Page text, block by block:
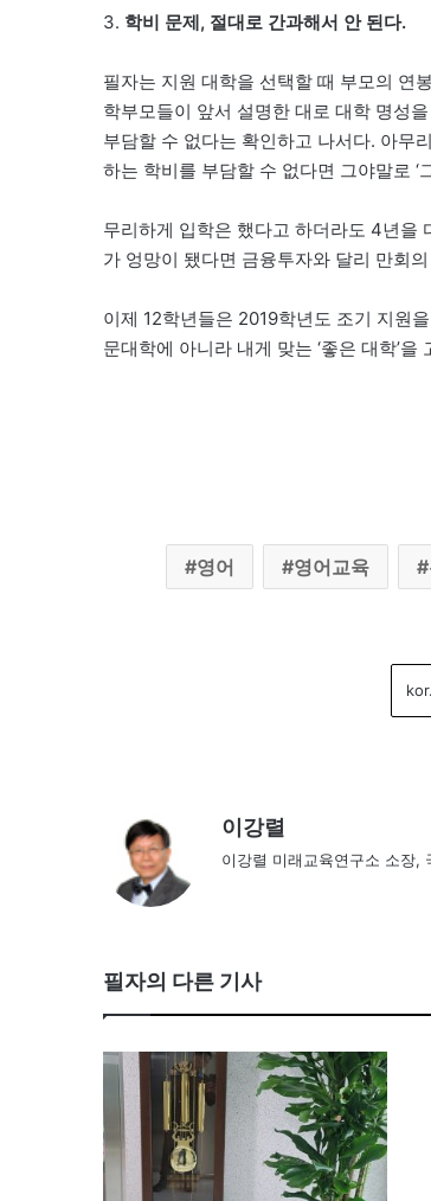
3. 학비 문제, 절대로 간과해서 안 된다.
필자는 지원 대학을 선택할 때 부모의 연
학부모들이 앞서 설명한 대로 대학 명성
부담할 수 없다는 확인하고 나서다. 아무
하는 학비를 부담할 수 없다면 그야말로 ‘
무리하게 입학은 했다고 하더라도 4년을
가 엉망이 됐다면 금융투자와 달리 만회
이제 12학년들은 2019학년도 조기 지원
문대학에 아니라 내게 맞는 ‘좋은 대학’
영어 영어교육
이강렬
이강렬 미래교육연구소 소장,
필자의 다른 기사